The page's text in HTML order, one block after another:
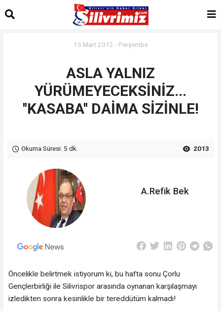
15 Mart 2012 - Perşembe
ASLA YALNIZ
YÜRÜMEYECEKSİNİZ...
''KASABA'' DAİMA SİZİNLE!
Okuma Süresi: 5 dk. 2013
A.Refik Bek
Öncelikle belirtmek istiyorum ki, bu hafta sonu Çorlu
Gençlerbirliği ile Silivrispor arasında oynanan karşılaşmayı
izledikten sonra kesinlikle bir tereddütüm kalmadı!